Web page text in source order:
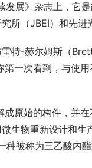
展》杂志上，它
所（JBEI）和先进
特-赫尔姆斯（
一次看到，与使
原始的构件，并
生物重新设计和
种被称为三乙酸内